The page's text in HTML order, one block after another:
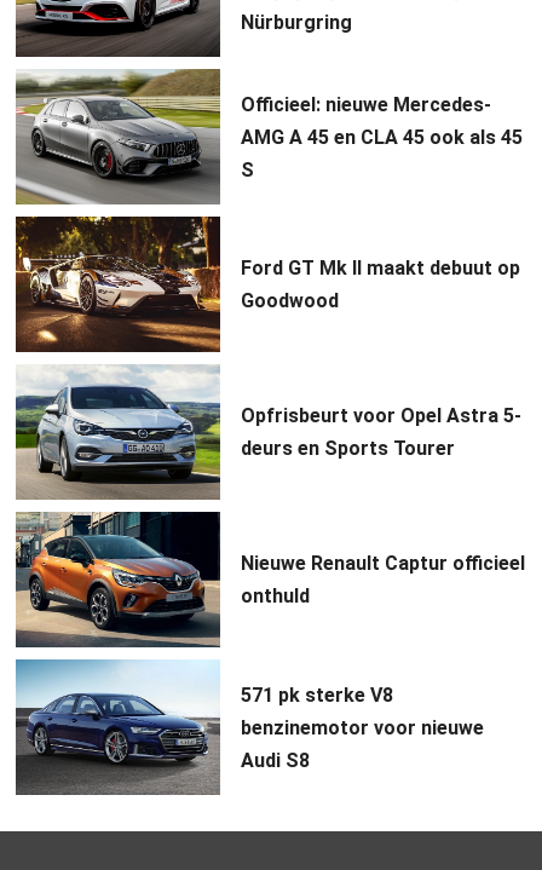
Nürburgring
Officieel: nieuwe Mercedes-
AMG A 45 en CLA 45 ook als 45
S
Ford GT Mk II maakt debuut op
Goodwood
Opfrisbeurt voor Opel Astra 5-
deurs en Sports Tourer
Nieuwe Renault Captur officieel
onthuld
571 pk sterke V8
benzinemotor voor nieuwe
Audi S8